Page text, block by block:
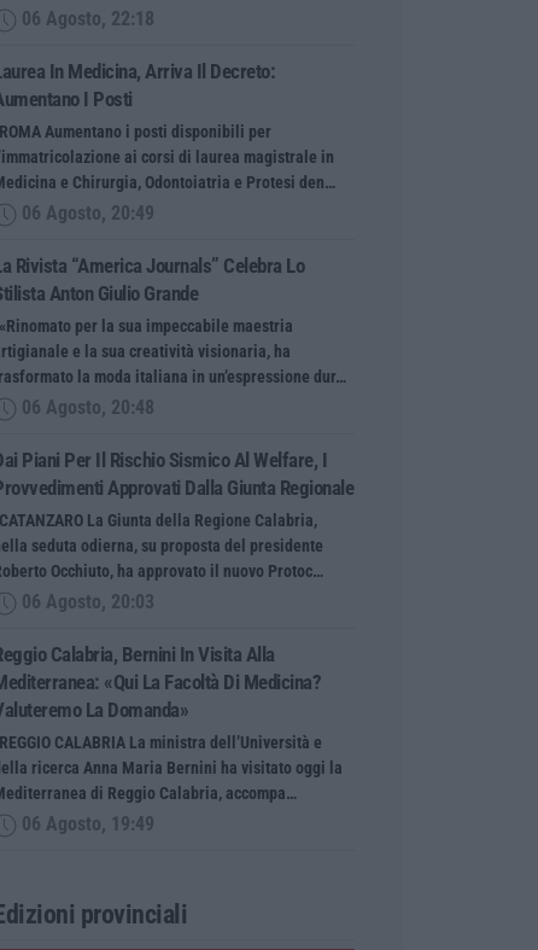
06 Agosto, 22:18
In Medicina, Arriva Il Decreto:
I Posti
Aumentano i posti disponibili per
l’immatricolazione ai corsi di laurea magistrale in
e Chirurgia, Odontoiatria e Protesi den…
06 Agosto, 20:49
Rivista “America Journals” Celebra Lo
Anton Giulio Grande
per la sua impeccabile maestria
e la sua creatività visionaria, ha
la moda italiana in un’espressione dur…
06 Agosto, 20:48
Piani Per Il Rischio Sismico Al Welfare, I
Approvati Dalla Giunta Regionale
La Giunta della Regione Calabria,
seduta odierna, su proposta del presidente
Occhiuto, ha approvato il nuovo Protoc…
06 Agosto, 20:03
Calabria, Bernini In Visita Alla
«Qui La Facoltà Di Medicina?
La Domanda»
CALABRIA La ministra dell’Università e
ricerca Anna Maria Bernini ha visitato oggi la
di Reggio Calabria, accompa…
06 Agosto, 19:49
provinciali